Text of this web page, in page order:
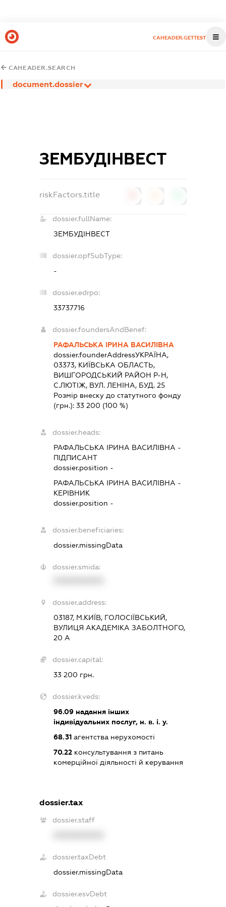
CAHEADER.GETTEST
CAHEADER.SEARCH
document.dossier
ЗЕМБУДІНВЕСТ
riskFactors.title
dossier.fullName:
ЗЕМБУДІНВЕСТ
dossier.opfSubType:
-
dossier.edrpo:
33737716
dossier.foundersAndBenef:
РАФАЛЬСЬКА ІРИНА ВАСИЛІВНА
dossier.founderAddressУКРАЇНА,
03373, КИЇВСЬКА ОБЛАСТЬ,
ВИШГОРОДСЬКИЙ РАЙОН Р-Н,
С.ЛЮТІЖ, ВУЛ. ЛЕНІНА, БУД. 25
Розмір внеску до статутного фонду
(грн.):33 200 (100 %)
dossier.heads:
РАФАЛЬСЬКА ІРИНА ВАСИЛІВНА -
ПІДПИСАНТ
dossier.position -
РАФАЛЬСЬКА ІРИНА ВАСИЛІВНА -
КЕРІВНИК
dossier.position -
dossier.beneficiaries:
dossier.missingData
dossier.smida:
dossier.address:
03187, М.КИЇВ, ГОЛОСІЇВСЬКИЙ,
ВУЛИЦЯ АКАДЕМІКА ЗАБОЛТНОГО,
20 А
dossier.capital:
33 200 грн.
dossier.kveds:
96.09 надання інших
індивідуальних послуг, н. в. і. у.
68.31 агентства нерухомості
70.22 консультування з питань
комерційної діяльності й керування
dossier.tax
dossier.staff
dossier.taxDebt
dossier.missingData
dossier.esvDebt